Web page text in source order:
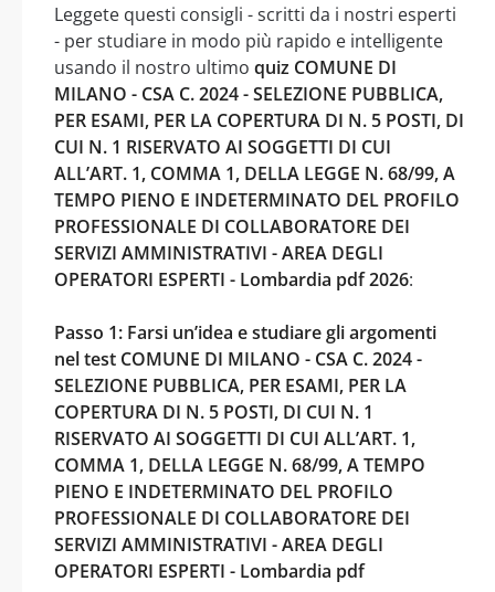
Leggete questi consigli - scritti da i nostri esperti
- per studiare in modo più rapido e intelligente
usando il nostro ultimo quiz COMUNE DI
MILANO - CSA C. 2024 - SELEZIONE PUBBLICA,
PER ESAMI, PER LA COPERTURA DI N. 5 POSTI, DI
CUI N. 1 RISERVATO AI SOGGETTI DI CUI
ALL’ART. 1, COMMA 1, DELLA LEGGE N. 68/99, A
TEMPO PIENO E INDETERMINATO DEL PROFILO
PROFESSIONALE DI COLLABORATORE DEI
SERVIZI AMMINISTRATIVI - AREA DEGLI
OPERATORI ESPERTI - Lombardia pdf 2026:
Passo 1: Farsi un’idea e studiare gli argomenti
nel test COMUNE DI MILANO - CSA C. 2024 -
SELEZIONE PUBBLICA, PER ESAMI, PER LA
COPERTURA DI N. 5 POSTI, DI CUI N. 1
RISERVATO AI SOGGETTI DI CUI ALL’ART. 1,
COMMA 1, DELLA LEGGE N. 68/99, A TEMPO
PIENO E INDETERMINATO DEL PROFILO
PROFESSIONALE DI COLLABORATORE DEI
SERVIZI AMMINISTRATIVI - AREA DEGLI
OPERATORI ESPERTI - Lombardia pdf